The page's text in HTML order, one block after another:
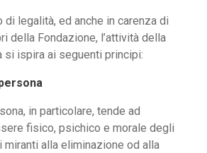
di legalità, ed anche in carenza di
della Fondazione, l’attività della
si ispira ai seguenti principi:
in particolare, tende ad
fisico, psichico e morale degli
alla eliminazione od alla